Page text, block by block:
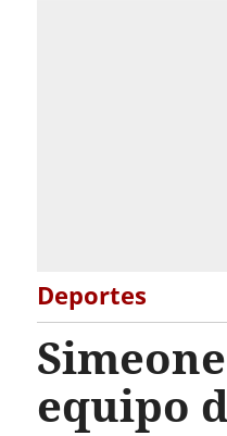
Deportes
equipo